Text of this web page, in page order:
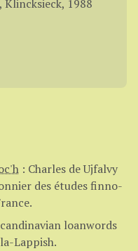
Klincksieck, 1988
: Charles de Ujfalvy
des études finno-
loanwords
Lappish.